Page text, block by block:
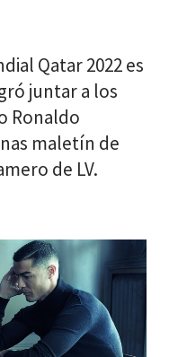
Qatar 2022 es
juntar a los
Ronaldo
maletín de
de LV.